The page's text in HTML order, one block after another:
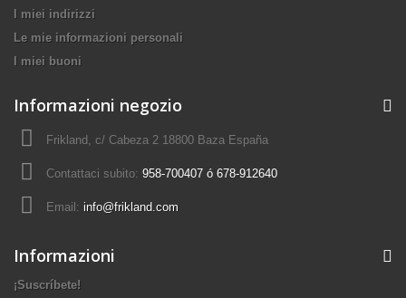
I miei indirizzi
Le mie informazioni personali
I miei buoni
Informazioni negozio
Frikland, c/ Cabeza 2 18800 Baza España
Contattaci subito: 958-700407 ó 678-912640
Email: info@frikland.com
Informazioni
¡Suscríbete!